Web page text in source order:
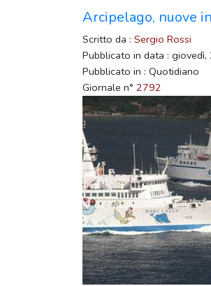
Arcipelago, nuove
Scritto da : Sergio Rossi
Pubblicato in data :
Pubblicato in : Quotidiano
Giornale n° 2792